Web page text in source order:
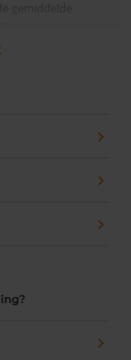
gemiddelde